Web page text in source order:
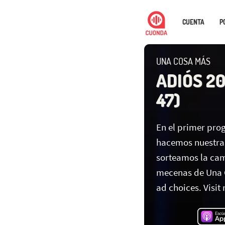
CUENTA
UNA COSA MÁS
ADIÓS
47)
En el primer
hacemos
sorteamos la
mecenas de
ad choices.